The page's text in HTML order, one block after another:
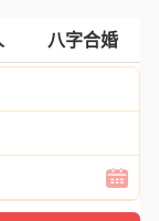
八字合婚